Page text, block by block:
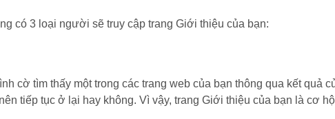
có 3 loại người sẽ truy cập trang Giới thiệu của bạn:
cờ tìm thấy một trong các trang web của bạn thông qua kết quả
tiếp tục ở lại hay không. Vì vậy, trang Giới thiệu của bạn là cơ